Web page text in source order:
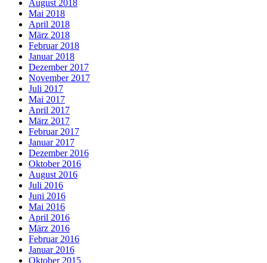
August 2018
Mai 2018
April 2018
März 2018
Februar 2018
Januar 2018
Dezember 2017
November 2017
Juli 2017
Mai 2017
April 2017
März 2017
Februar 2017
Januar 2017
Dezember 2016
Oktober 2016
August 2016
Juli 2016
Juni 2016
Mai 2016
April 2016
März 2016
Februar 2016
Januar 2016
Oktober 2015